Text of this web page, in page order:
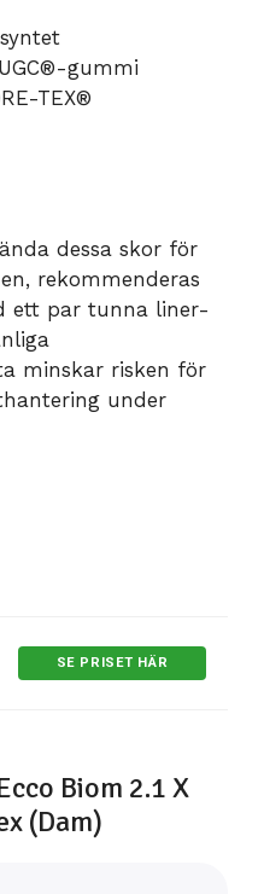
gummi
TEX®
dessa skor för
rekommenderas
ett par tunna liner-
minskar risken för
under
SE PRISET HÄR
Biom 2.1 X
(Dam)